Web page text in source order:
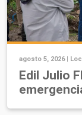
agosto 5, 2026 |
Edil Julio